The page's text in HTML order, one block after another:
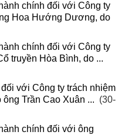
chính đối với Công ty
Hoa Hướng Dương, do
chính đối với Công ty
truyền Hòa Bình, do ...
với Công ty trách nhiệm
Trần Cao Xuân ... (30-
chính đối với ông